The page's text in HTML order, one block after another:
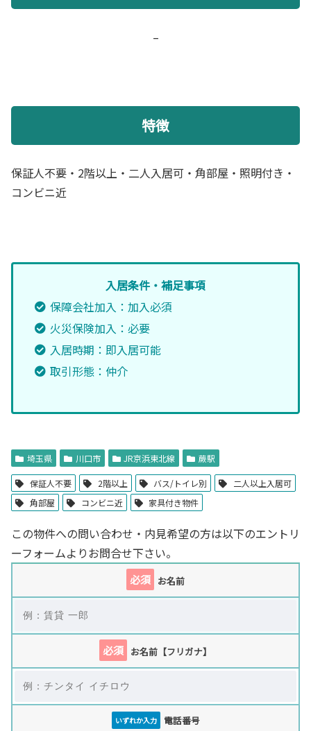
–
特徴
保証人不要・2階以上・二人入居可・角部屋・照明付き・
コンビニ近
入居条件・補足事項
保障会社加入：加入必須
火災保険加入：必要
入居時期：即入居可能
取引形態：仲介
埼玉県 川口市 JR京浜東北線 蕨駅
保証人不要 2階以上 バス/トイレ別
二人以上入居可
角部屋
コンビニ近 家具付き物件
この物件への問い合わせ・内見希望の方は以下のエントリ
ーフォームよりお問合せ下さい。
必須 お名前
必須 お名前【フリガナ】
いずれか入力 電話番号